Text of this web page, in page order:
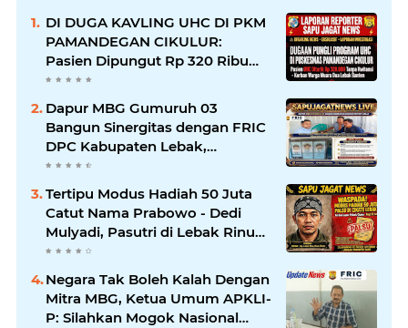
DI DUGA KAVLING UHC DI PKM
PAMANDEGAN CIKULUR:
Pasien Dipungut Rp 320 Ribu
Sehari Meski Diuruskan UHC,
Kapus Berkilah Aturan BPJS,
Warga: Mana Kwitansinya?
Dapur MBG Gumuruh 03
Bangun Sinergitas dengan FRIC
DPC Kabupaten Lebak,
Komitmen Jalankan SOP BGN
Pusat
Tertipu Modus Hadiah 50 Juta
Catut Nama Prabowo - Dedi
Mulyadi, Pasutri di Lebak Rinu
Cikate Lebak Rugi Rp 12 Juta
Negara Tak Boleh Kalah Dengan
Mitra MBG, Ketua Umum APKLI-
P: Silahkan Mogok Nasional